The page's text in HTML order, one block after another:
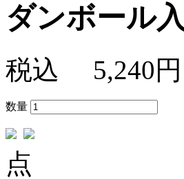
ダンボール入
税込 5,240円
数量
点